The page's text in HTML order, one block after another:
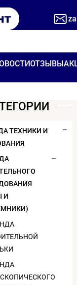
ОТЗЫВЫ
ТЕХНИКИ И
И